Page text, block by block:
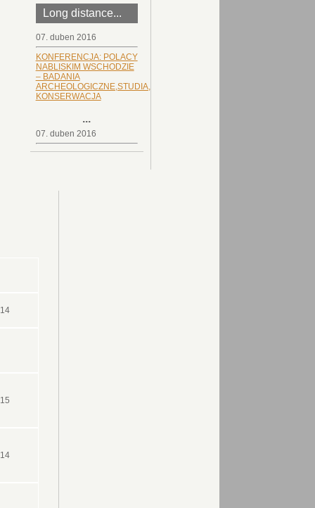
Long distance...
07. duben 2016
KONFERENCJA: POLACY
NABLISKIM WSCHODZIE
– BADANIA
ARCHEOLOGICZNE,STUDIA,
KONSERWACJA
...
07. duben 2016